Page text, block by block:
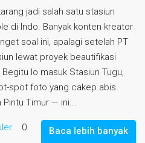
jadi salah satu stasiun
di Indo. Banyak konten kreator
soal ini, apalagi setelah PT
lewat proyek beautifikasi
lo masuk Stasiun Tugu,
spot foto yang cakep abis.
Pintu Timur — ini...
0 Baca lebih banyak